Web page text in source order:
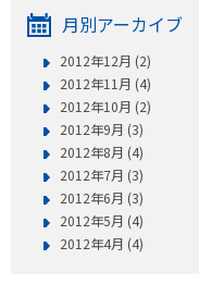
月別アーカイブ
2012年12月 (2)
2012年11月 (4)
2012年10月 (2)
2012年9月 (3)
2012年8月 (4)
2012年7月 (3)
2012年6月 (3)
2012年5月 (4)
2012年4月 (4)